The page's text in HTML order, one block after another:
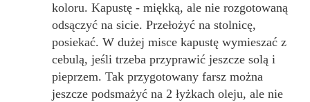
koloru. Kapustę - miękką, ale nie rozgotowaną
odsączyć na sicie. Przełożyć na stolnicę,
posiekać. W dużej misce kapustę wymieszać z
cebulą, jeśli trzeba przyprawić jeszcze solą i
pieprzem. Tak przygotowany farsz można
jeszcze podsmażyć na 2 łyżkach oleju, ale nie